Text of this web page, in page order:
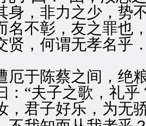
身，非力之少，势
名不彰，友之罪也
贤，何谓无孝名乎
于陈蔡之间，绝粮
：“夫子之歌，礼
，君子好乐，为无